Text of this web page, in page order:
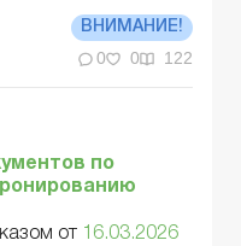
ВНИМАНИЕ!
0 0 122
по
от 16.03.2026